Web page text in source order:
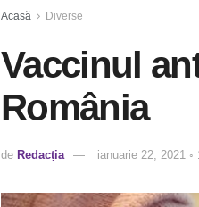
Acasă Diverse
Vaccinul
România
de Redacția ianuarie 22, 2021 ◦